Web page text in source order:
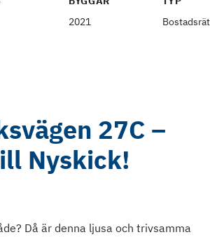
2021
27C –
Nyskick!
Då är denna ljusa och trivsamma